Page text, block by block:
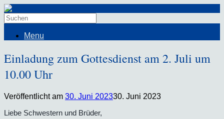
Menu
Einladung zum Gottesdienst am 2. Juli um
10.00 Uhr
Veröffentlicht am 30. Juni 202330. Juni 2023
Liebe Schwestern und Brüder,